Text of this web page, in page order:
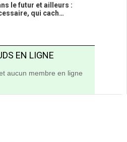
le futur et ailleurs :
qui cach…
EN LIGNE
aucun membre en ligne